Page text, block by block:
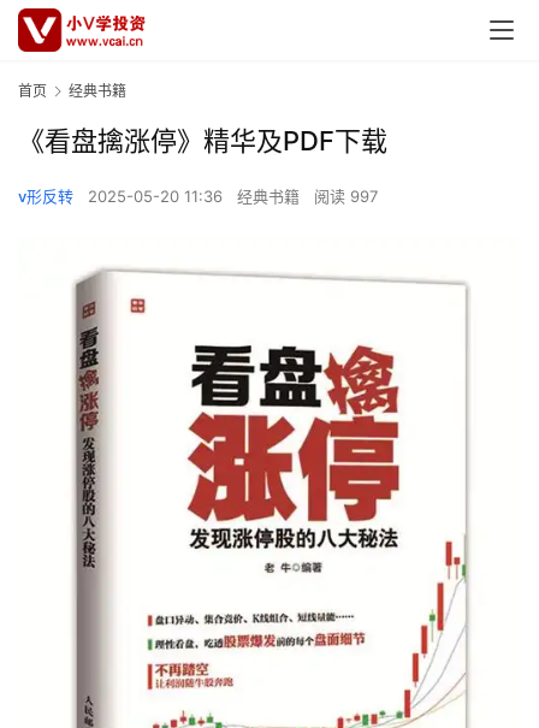
首页 经典书籍
《看盘擒涨停》精华及PDF下载
v形反转 2025-05-20 11:36 经典书籍 阅读 997